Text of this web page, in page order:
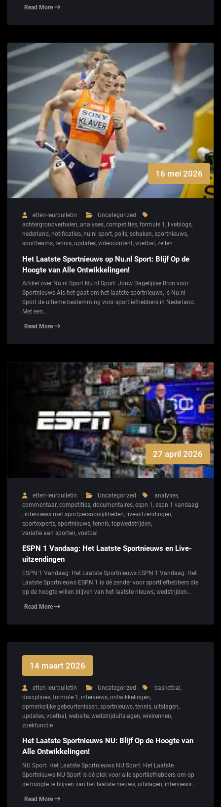
Read More
16 mei 2026
etten-leurbulletin
Uncategorized
achtergrondverhalen, analyses, competities, formule 1 , liveblogs,
nederland, notificaties, nu.nl sport, polls, schaken, sportnieuws,
sportteams, tennis, updates, videocontent, voetbal , zeilen
Het Laatste Sportnieuws op Nu.nl Sport: Blijf Op de
Hoogte van Alle Ontwikkelingen!
Artikel over Nu.nl Sport Nu.nl Sport: Jouw Dagelijkse Bron voor
Sportnieuws Als het gaat om het laatste sportnieuws, is Nu.nl
Sport de ultieme bestemming voor sportliefhebbers in Nederland.
Met een…
Read More
27 april 2026
etten-leurbulletin Uncategorized analyses,
commentaar, competities, documentaires, espn 1 , espn 1 vandaag
, interviews met sportpersoonlijkheden, live-uitzendingen,
sportexperts, sportnieuws, tennis, topwedstrijden,
variatie aan sporten, voetbal
ESPN 1 Vandaag: Het Laatste Sportnieuws en Live-
uitzendingen
ESPN 1 Vandaag: Het Laatste Sportnieuws ESPN 1 Vandaag: Het
Laatste Sportnieuws ESPN 1 is dé zender voor sportliefhebbers die
op de hoogte willen blijven van het laatste nieuws, wedstrijden…
Read More
14 maart 2026
etten-leurbulletin Uncategorized basketbal,
disciplines, formule 1 , interviews, ontwikkelingen,
opmerkelijke gebeurtenissen, sportnieuws, tennis, uitslagen,
updates, voetbal, website, wedstrijduitslagen, wielrennen,
zoekfunctie
Het Laatste Sportnieuws NU: Blijf Op de Hoogte van
Alle Ontwikkelingen!
NU Sport: Het Laatste Sportnieuws NU Sport: Het Laatste
Sportnieuws NU Sport is dé plek voor alle sportliefhebbers om op
de hoogte te blijven van het laatste nieuws, uitslagen, interviews…
Read More